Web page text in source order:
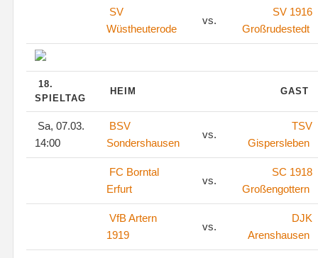
SV
Wüstheuterode
vs.
SV 1916
Großrudestedt
18.
SPIELTAG
HEIM GAST
Sa, 07.03.
14:00
BSV
Sondershausen
vs.
TSV
Gispersleben
FC Borntal
Erfurt
vs.
SC 1918
Großengottern
VfB Artern
1919
vs.
DJK
Arenshausen